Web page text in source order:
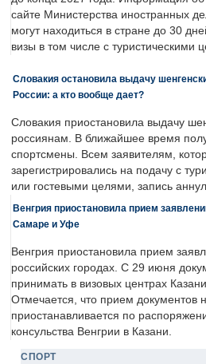
сайте Министерства иностранных
могут находиться в стране до 30
визы в том числе с туристическими
Словакия остановила выдачу
России: а кто вообще дает?
Словакия приостановила выдачу
россиянам. В ближайшее время
спортсмены. Всем заявителям,
зарегистрировались на подачу с
или гостевыми целями, запись
Венгрия приостановила прием
Самаре и Уфе
Венгрия приостановила прием
российских городах. С 29 июня
принимать в визовых центрах
Отмечается, что прием документов
приостанавливается по
консульства Венгрии в Казани.
СПОРТ